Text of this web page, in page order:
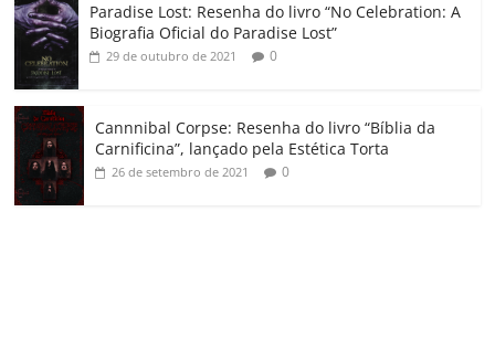
Paradise Lost: Resenha do livro “No Celebration: A
Biografia Oficial do Paradise Lost”
29 de outubro de 2021 0
Cannnibal Corpse: Resenha do livro “Bíblia da
Carnificina”, lançado pela Estética Torta
26 de setembro de 2021 0